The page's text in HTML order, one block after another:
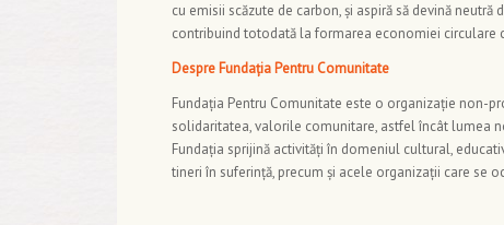
cu emisii scăzute de carbon, și aspiră să devină
contribuind totodată la formarea economiei circulare
Despre Fundația Pentru Comunitate
Fundația Pentru Comunitate este o organizație non-
solidaritatea, valorile comunitare, astfel încât lumea
Fundația sprijină activități în domeniul cultural,
tineri în suferință, precum și acele organizații care se